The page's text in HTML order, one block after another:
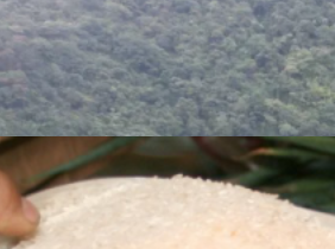
puente terminado si no
de lo permitido por el